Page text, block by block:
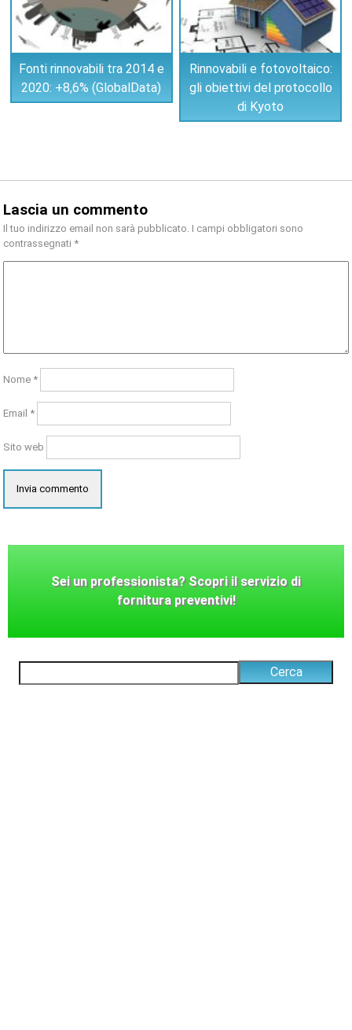
Fonti rinnovabili tra 2014 e
2020: +8,6% (GlobalData)
Rinnovabili e fotovoltaico:
gli obiettivi del protocollo
di Kyoto
Lascia un commento
Il tuo indirizzo email non sarà pubblicato. I campi obbligatori sono
contrassegnati *
Nome *
Email *
Sito web